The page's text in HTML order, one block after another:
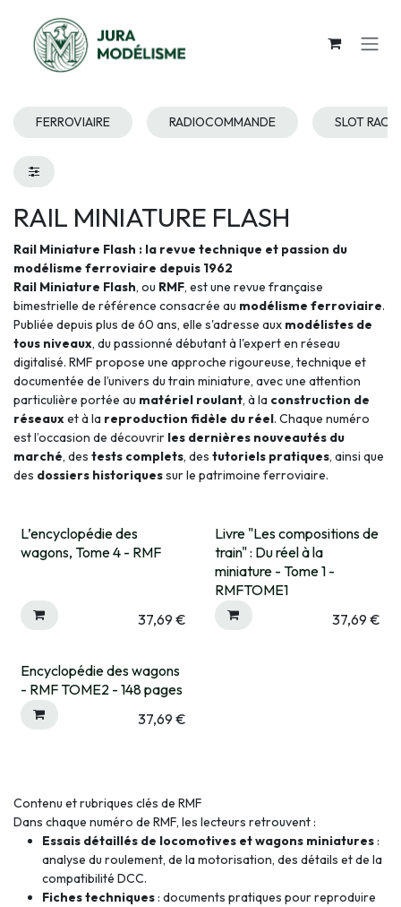
FERROVIAIRE RADIOCOMMANDE SLOT
RAIL MINIATURE FLASH
Rail Miniature Flash : la revue technique et passion du
modélisme ferroviaire depuis 1962
Rail Miniature Flash, ou RMF, est une revue française
bimestrielle de référence consacrée au modélisme ferroviaire.
Publiée depuis plus de 60 ans, elle s'adresse aux modélistes de
tous niveaux, du passionné débutant à l'expert en réseau
digitalisé. RMF propose une approche rigoureuse, technique et
documentée de l’univers du train miniature, avec une attention
particulière portée au matériel roulant, à la construction de
réseauxet à la reproduction fidèle du réel. Chaque numéro
est l’occasion de découvrir les dernières nouveautés du
marché, des tests complets, des tutoriels pratiques, ainsi que
des dossiers historiquessur le patrimoine ferroviaire.
Expédié sous 15 jrs
L’encyclopédie des
wagons, Tome 4 - RMF
37,69 €
Livre "Les compositions de
train" : Du réel à la
miniature - Tome 1 -
RMFTOME1
37,69 €
Expédié sous 15 jrs
Encyclopédie des wagons
- RMF TOME2 - 148 pages
37,69 €
Contenu et rubriques clés de RMF
Dans chaque numéro de RMF, les lecteurs retrouvent :
Essais détaillés de locomotives et wagons miniatures:
analyse du roulement, de la motorisation, des détails et de la
compatibilité DCC.
Fiches techniques: documents pratiques pour reproduire